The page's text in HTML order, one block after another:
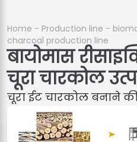
Home - Production line -
charcoal production line
बायोमास
चूरा चारकोल
चूरा ईट चारकोल बनाने